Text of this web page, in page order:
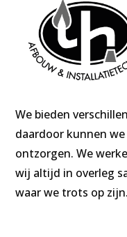
We bieden
daardoor kunnen
ontzorgen. We
wij altijd in overleg
waar we trots op zijn.